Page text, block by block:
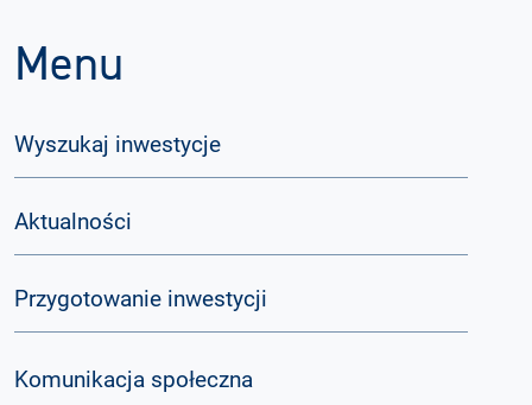
Menu
Wyszukaj inwestycje
Aktualności
Przygotowanie inwestycji
Komunikacja społeczna